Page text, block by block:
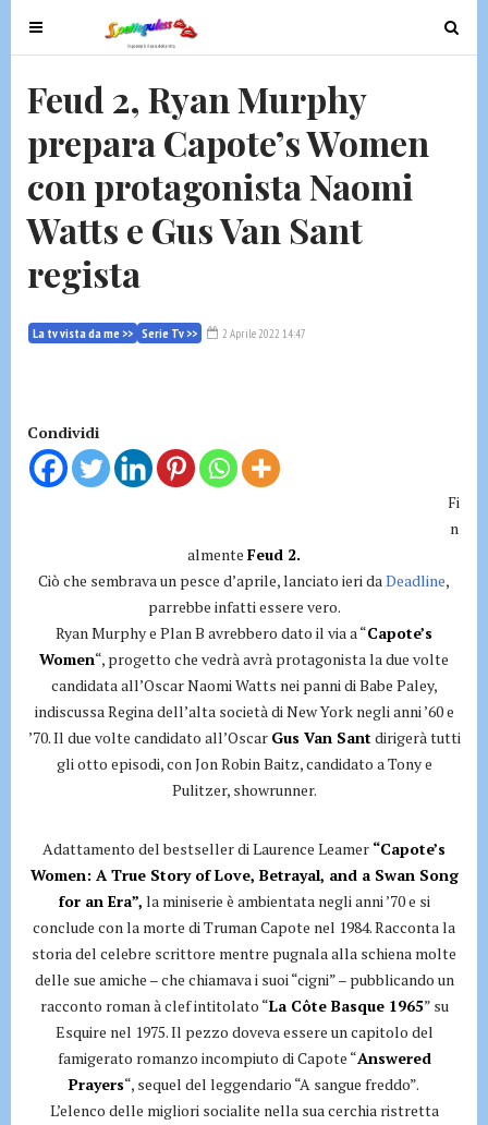
T
o
g
e
n
v
g
t
T
o
Feud 2, Ryan Murphy
prepara Capote’s Women
con protagonista Naomi
Watts e Gus Van Sant
regista
La tv vista da me >> Serie Tv >> 2 Aprile 2022 14:47
Condividi
Fi
n
almente Feud 2.
Ciò che sembrava un pesce d’aprile, lanciato ieri daDeadline,
parrebbe infatti essere vero.
Ryan Murphy e Plan B avrebbero dato il via a “Capote’s
Women“, progetto che vedrà avrà protagonista la due volte
candidata all’Oscar Naomi Watts nei panni di Babe Paley,
indiscussa Regina dell’alta società di New York negli anni ’60 e
’70. Il due volte candidato all’Oscar Gus Van Santdirigerà tutti
gli otto episodi, con Jon Robin Baitz, candidato a Tony e
Pulitzer, showrunner.
Adattamento del bestseller di Laurence Leamer “Capote’s
Women: A True Story of Love, Betrayal, and a Swan Song
for an Era”, la miniserie è ambientata negli anni ’70 e si
conclude con la morte di Truman Capote nel 1984. Racconta la
storia del celebre scrittore mentre pugnala alla schiena molte
delle sue amiche – che chiamava i suoi “cigni” – pubblicando un
racconto roman à clef intitolato “La Côte Basque 1965” su
Esquire nel 1975. Il pezzo doveva essere un capitolo del
famigerato romanzo incompiuto di Capote “Answered
Prayers“, sequel del leggendario “A sangue freddo”.
L’elenco delle migliori socialite nella sua cerchia ristretta